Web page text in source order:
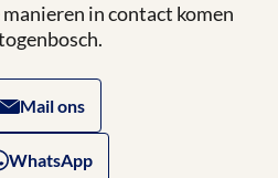
in contact komen
Mail ons
WhatsApp